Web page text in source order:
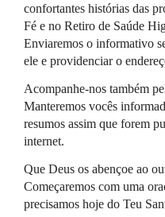
confortantes histórias das
Fé e no Retiro de Saúde
Enviaremos o informativo
ele e providenciar o
Acompanhe-nos também
Manteremos vocês
resumos assim que forem
internet.
Que Deus os abençoe ao
Começaremos com uma
precisamos hoje do Teu